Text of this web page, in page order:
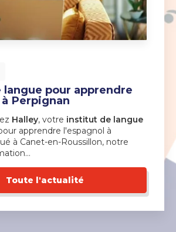
pour apprendre
Perpignan
Halley, votre institut de langue
apprendre l'espagnol à
à Canet-en-Roussillon, notre
Toute l'actualité